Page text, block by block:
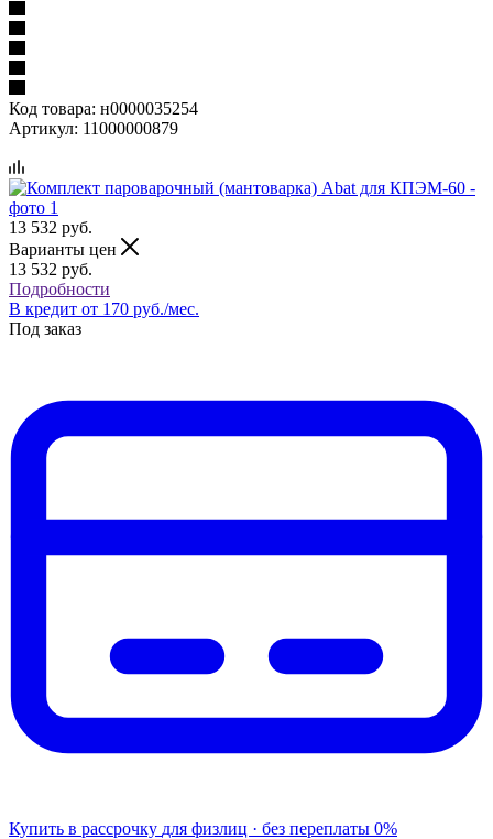
Код товара: н0000035254
Артикул: 11000000879
13 532 руб.
Варианты цен
13 532 руб.
Подробности
В кредит от 170 руб./мес.
Под заказ
Купить в рассрочку для физлиц · без переплаты 0%